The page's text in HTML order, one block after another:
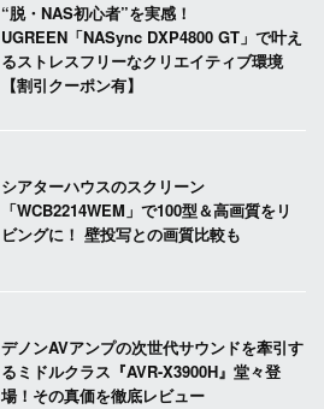
“脱・NAS初心者”を実感！
UGREEN「NASync DXP4800 GT」で叶え
るストレスフリーなクリエイティブ環境
【割引クーポン有】
シアターハウスのスクリーン
「WCB2214WEM」で100型＆高画質をリ
ビングに！ 壁投写との画質比較も
デノンAVアンプの次世代サウンドを牽引す
るミドルクラス『AVR-X3900H』堂々登
場！その真価を徹底レビュー